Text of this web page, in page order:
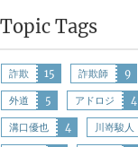
Topic Tags
詐欺 15 詐欺師 9
外道 5 アドロジ 4
溝口優也 4 川嵜駿人